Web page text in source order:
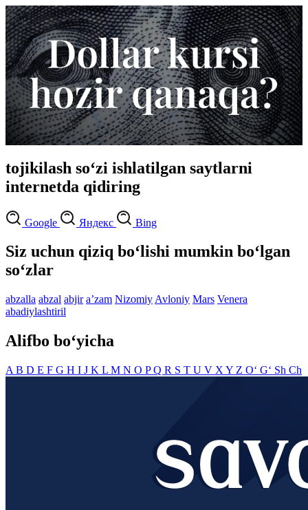
tojikilash so‘zi ishlatilgan saytlarni
internetda qidiring
Google Яндекс Bing
Siz uchun qiziq bo‘lishi mumkin bo‘lgan
so‘zlar
abzalla abzal abjir aʼzam Nizomiy Avloniy Mars Venera
abadiylashtiril
Alifbo bo‘yicha
A B D E F G H I J K L M N O PQ R S T U V X Y Z O‘ G‘ Sh Ch